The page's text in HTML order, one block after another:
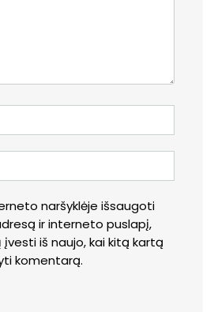
naršyklėje išsaugoti
ir interneto puslapį,
iš naujo, kai kitą kartą
komentarą.